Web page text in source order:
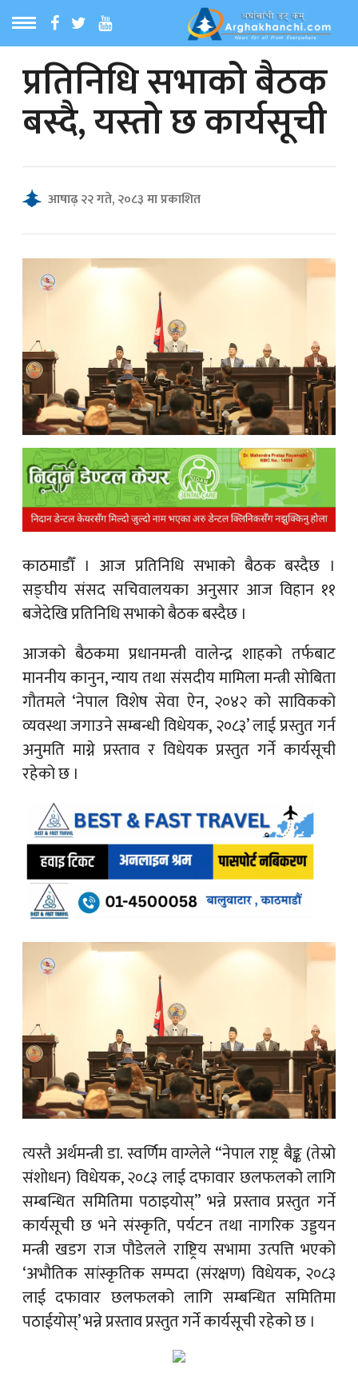
MENU
समाचार
समाचार
समाचार
News
प्रतिनिधि सभाको बैठक
बस्दै, यस्तो छ कार्यसूची
आषाढ़ २२ गते, २०८३ मा प्रकाशित
काठमाडौँ । आज प्रतिनिधि सभाको बैठक बस्दैछ ।
सङ्घीय संसद सचिवालयका अनुसार आज विहान ११
बजेदेखि प्रतिनिधि सभाको बैठक बस्दैछ ।
आजको बैठकमा प्रधानमन्त्री वालेन्द्र शाहको तर्फबाट
माननीय कानुन, न्याय तथा संसदीय मामिला मन्त्री सोबिता
गौतमले ‘नेपाल विशेष सेवा ऐन, २०४२ को साविकको
व्यवस्था जगाउने सम्बन्धी विधेयक, २०८३’ लाई प्रस्तुत गर्न
अनुमति माग्ने प्रस्ताव र विधेयक प्रस्तुत गर्ने कार्यसूची
रहेको छ ।
त्यस्तै अर्थमन्त्री डा. स्वर्णिम वाग्लेले “नेपाल राष्ट्र बैङ्क (तेस्रो
संशोधन) विधेयक, २०८३ लाई दफावार छलफलको लागि
सम्बन्धित समितिमा पठाइयोस्” भन्ने प्रस्ताव प्रस्तुत गर्ने
कार्यसूची छ भने संस्कृति, पर्यटन तथा नागरिक उड्डयन
मन्त्री खडग राज पौडेलले राष्ट्रिय सभामा उत्पत्ति भएको
‘अभौतिक सांस्कृतिक सम्पदा (संरक्षण) विधेयक, २०८३
लाई दफावार छलफलको लागि सम्बन्धित समितिमा
पठाईयोस्’ भन्ने प्रस्ताव प्रस्तुत गर्ने कार्यसूची रहेको छ ।